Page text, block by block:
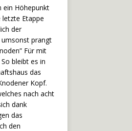
ein Höhepunkt
letzte Etappe
der
umsonst prangt
Für mit
bleibt es in
das
Kopf.
nach acht
dank
das
den